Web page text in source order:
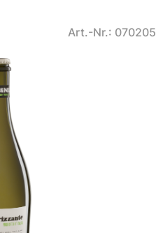
Art.-Nr.: 070205